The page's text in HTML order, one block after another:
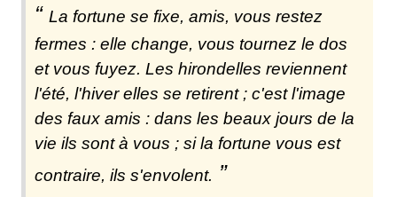
La fortune se fixe, amis, vous restez
fermes : elle change, vous tournez le dos
et vous fuyez. Les hirondelles reviennent
l'été, l'hiver elles se retirent ; c'est l'image
des faux amis : dans les beaux jours de la
vie ils sont à vous ; si la fortune vous est
contraire, ils s'envolent.